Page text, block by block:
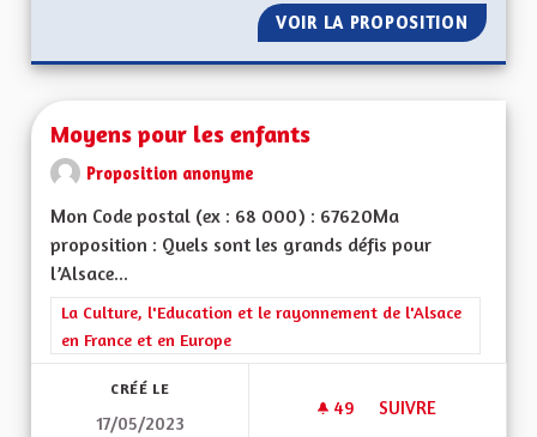
VOIR LA PROPOSITION
Moyens pour les enfants
Proposition anonyme
Mon Code postal (ex : 68 000) : 67620Ma
proposition : Quels sont les grands défis pour
l’Alsace...
Filtrer les résultats de la catégorie : La Culture, l'Education et
La Culture, l'Education et le rayonnement de l'Alsace
en France et en Europe
CRÉÉ LE
17/05/2023
49 49 ABONNÉS
SUIVRE